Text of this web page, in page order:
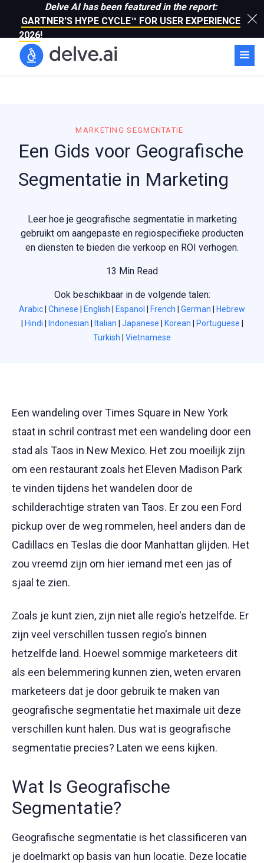
Delve AI has been featured in the report:
GARTNER'S HYPE CYCLE™ FOR USER EXPERIENCE
2026!
MARKETING SEGMENTATIE
Een Gids voor Geografische
Segmentatie in Marketing
Leer hoe je geografische segmentatie in marketing
gebruikt om aangepaste en regiospecifieke producten
en diensten te bieden die verkoop en ROI verhogen.
13 Min Read
Ook beschikbaar in de volgende talen:
Arabic Chinese English Espanol French German
Hebrew
Hindi Indonesian Italian Japanese Korean Portuguese
Turkish
Vietnamese
Een wandeling over Times Square in New York
staat in schril contrast met een wandeling door een
stad als Taos in New Mexico. Het zou moeilijk zijn
om een restaurant zoals het Eleven Madison Park
te vinden tijdens het wandelen door de
schilderachtige straten van Taos. Er zou een Ford
pickup over de weg rommelen, heel anders dan de
Cadillacs en Teslas die door Manhattan glijden. Het
zou vreemd zijn om hier iemand met een jas of
sjaal te zien.
Zoals je kunt zien, zijn niet alle regio's hetzelfde. Er
zijn veel verschillen tussen regio's binnen
hetzelfde land. Hoewel sommige marketeers dit
als een belemmering kunnen zien, weten ervaren
marketeers dat je door gebruik te maken van
geografische segmentatie het maximale uit deze
verschillen kunt halen. Dus wat is geografische
segmentatie precies? Laten we eens kijken.
Wat Is Geografische
Segmentatie?
Geografische segmentatie is het classificeren van
je doelmarkt op basis van hun locatie. Deze locatie